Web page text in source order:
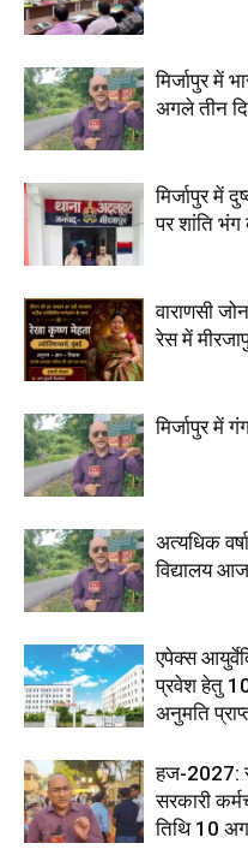
मिर्जापुर में
अगले तीन
मिर्जापुर में
पर शांति भंग
वाराणसी
रेस में
मिर्जापुर में
अत्यधिक
विद्यालय
एपेक्स
प्रवेश हेतु
अनुमति
हज-2027:
सरकारी
तिथि 10